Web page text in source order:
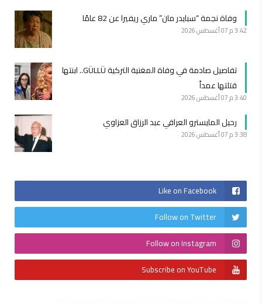
وفاة نجمة “سبايدر مان” ماري ريفيرا عن 82 عامًا
3:42 م 07 أغسطس 2026
تفاصيل صادمة في وفاة المغنية التركية GÜLLÜ.. ابنتها
قتلتها عمداً
3:40 م 07 أغسطس 2026
رحيل المايسترو العراقي عبد الرزاق العزاوي
3:38 م 07 أغسطس 2026
Like on Facebook
Follow on Twitter
Follow on Instagram
Subscribe on YouTube